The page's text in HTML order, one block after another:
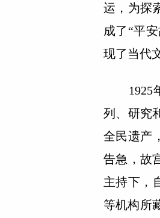
运，为探
成了“平
现了当代
1925年
列、研究
全民遗产
告急，故
主持下，
等机构所